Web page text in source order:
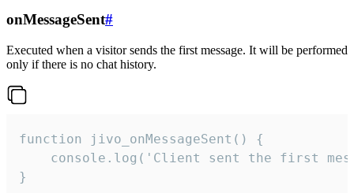
onMessageSent#
Executed when a visitor sends the first message. It will be performed
only if there is no chat history.
function jivo_onMessageSent() {
console.log('Client sent the first
}